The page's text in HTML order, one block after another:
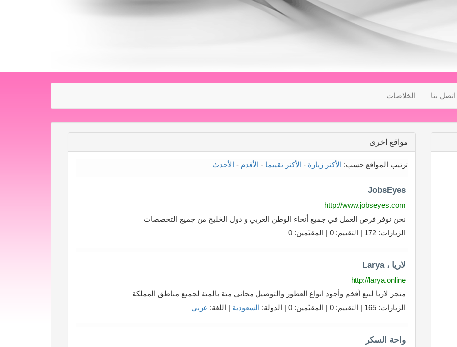
اتصل بنا الخلاصات
مواقع اخرى
ترتيب المواقع حسب: الأكثر زيارة - الأكثر تقييما - الأقدم - الأحدث
JobsEyes
http://www.jobseyes.com
نحن نوفر فرص العمل في جميع أنحاء الوطن العربي و دول الخليج من جميع التخصصات
الزيارات: 172 | التقييم: 0 | المقيّمين: 0
لاريا ، Larya
http://larya.online
متجر لاريا لبيع أفخم وأجود انواع العطور والتوصيل مجاني مئة بالمئة لجميع مناطق المملكة
الزيارات: 165 | التقييم: 0 | المقيّمين: 0 | الدولة:
السعودية | اللغة: عربي
واحة السكر